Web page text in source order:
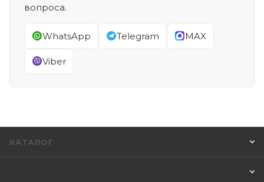
вопроса.
WhatsApp Telegram MAX
Viber
КАТАЛОГ